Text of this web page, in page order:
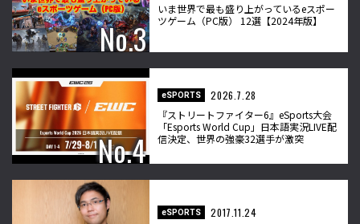
いま世界で最も盛り上がっているeスポー
ツゲーム（PC版） 12選【2024年版】
eSPORTS
2026.7.28
『ストリートファイター6』eSports大会
「Esports World Cup」日本語実況LIVE配
信決定、世界の強豪32選手が激突
eSPORTS
2017.11.24